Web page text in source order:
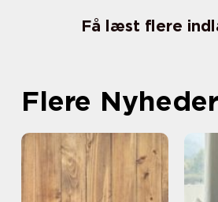
Få læst flere
Flere Nyheder